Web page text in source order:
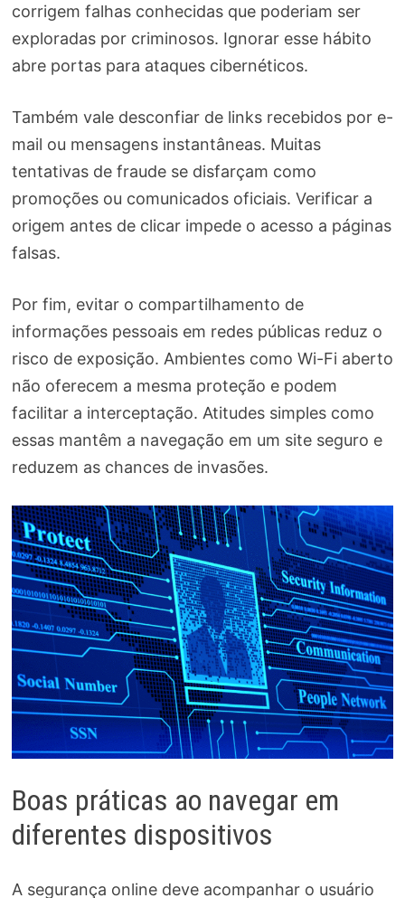
corrigem falhas conhecidas que poderiam ser
exploradas por criminosos. Ignorar esse hábito
abre portas para ataques cibernéticos.
Também vale desconfiar de links recebidos por e-
mail ou mensagens instantâneas. Muitas
tentativas de fraude se disfarçam como
promoções ou comunicados oficiais. Verificar a
origem antes de clicar impede o acesso a páginas
falsas.
Por fim, evitar o compartilhamento de
informações pessoais em redes públicas reduz o
risco de exposição. Ambientes como Wi-Fi aberto
não oferecem a mesma proteção e podem
facilitar a interceptação. Atitudes simples como
essas mantêm a navegação em um site seguro e
reduzem as chances de invasões.
Boas práticas ao navegar em
diferentes dispositivos
A segurança online deve acompanhar o usuário